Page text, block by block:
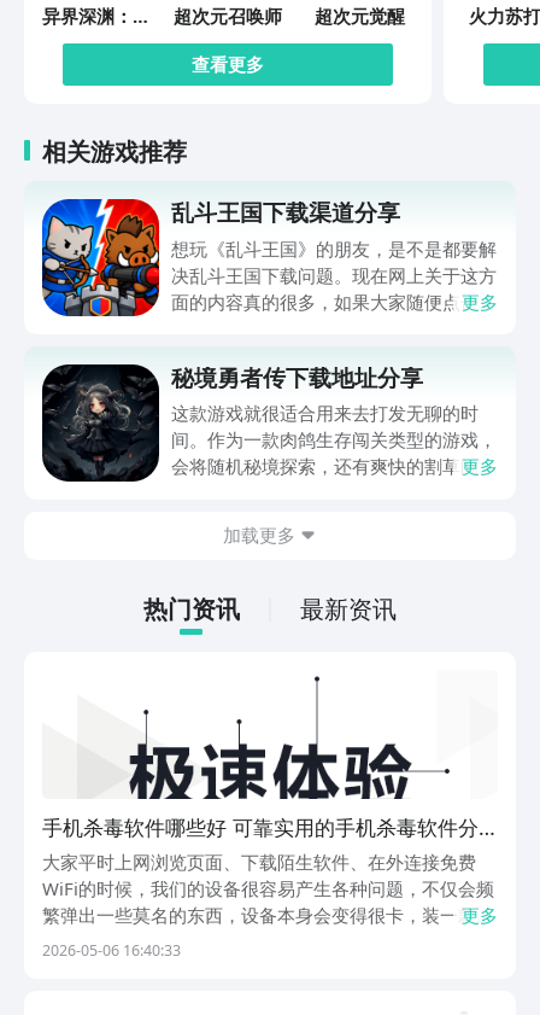
异界深渊：觉
醒
超次元召唤师
超次元觉醒
查看更多
火力苏
相关游戏推荐
乱斗王国下载渠道分享
想玩《乱斗王国》的朋友，是不是都要解
决乱斗王国下载问题。现在网上关于这方
面的内容真的很多，如果大家随便点击陌
app进行下载会更加方便，九游是手游福
利最多的游戏平台，在这里不仅能够看到
游戏资源，还能及时查看后续的消息、活
动内容等相关信息。
更多
秘境勇者传下载地址分享
这款游戏就很适合用来去打发无聊的时
间。作为一款肉鸽生存闯关类型的游戏，
会将随机秘境探索，还有爽快的割草闯关
接就可以下载。游戏的上手门槛还是比较
打发无聊的时间，可玩性真的比较高。
更多
加载更多
热门资讯 最新资讯
手机杀毒软件哪些好 可靠实用的手机杀毒软件分
享
大家平时上网浏览页面、下载陌生软件、在外连接免费
WiFi的时候，我们的设备很容易产生各种问题，不仅会频
繁弹出一些莫名的东西，设备本身会变得很卡，装一款靠
谱的手机杀毒软件，就能保护我们设备的正常运行，守住
更多
2026-05-06 16:40:33